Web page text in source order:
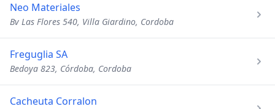
Neo Materiales
Bv Las Flores 540, Villa Giardino, Cordoba
Freguglia SA
Bedoya 823, Córdoba, Cordoba
Cacheuta Corralon